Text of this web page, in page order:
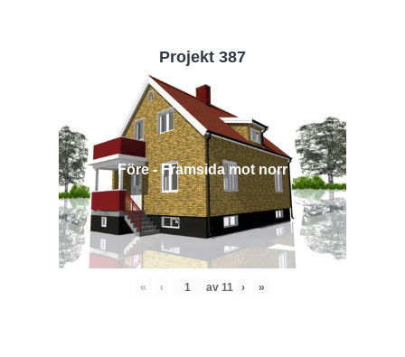
Projekt 387
Före - Framsida mot norr
« ‹ av 11 › »